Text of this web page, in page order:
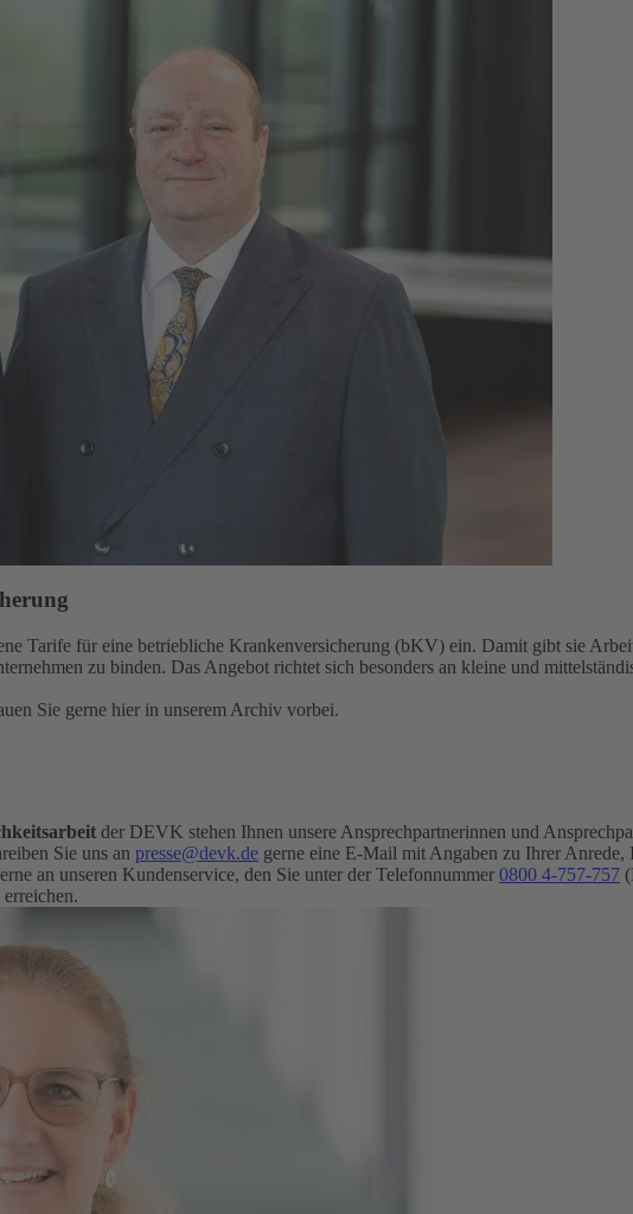
Tarife für eine betriebliche Krankenversicherung (bKV) ein. Damit gibt sie
zu binden. Das Angebot richtet sich besonders an kleine und
Sie gerne hier in unserem Archiv vorbei.
der DEVK stehen Ihnen unsere Ansprechpartnerinnen und
Sie uns an presse@devk.de gerne eine E-Mail mit Angaben zu Ihrer
an unseren Kundenservice, den Sie unter der Telefonnummer 0800 4-757-757